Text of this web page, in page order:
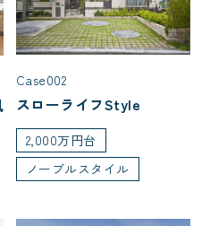
Case002
スローライフStyle
2,000万円台
ノーブルスタイル